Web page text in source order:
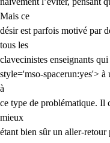
Mais ce
désir est parfois motivé par
tous les
clavecinistes enseignants
style='mso-spacerun:yes'>
à
ce type de problématique. Il
mieux
étant bien sûr un aller-